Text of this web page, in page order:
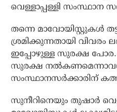
വെള്ളാപ്പള്ളി സംസ്ഥാന
തന്നെ മാവോയിസ്റ്റുകള്‍
ശ്രമിക്കുന്നതായി വിവരം
ഇപ്പോഴുള്ള സുരക്ഷ
സുരക്ഷ
സംസ്ഥാനസര്‍ക്കാരിന്
സുനീറിനെയും തുഷാര്‍